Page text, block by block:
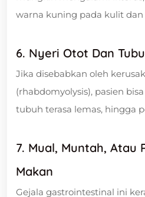
warna kuning pada kulit dan
6. Nyeri Otot Dan
Jika disebabkan oleh
(rhabdomyolysis), pasien
tubuh terasa lemas, hingga
7. Mual, Muntah, Atau
Makan
Gejala gastrointestinal ini